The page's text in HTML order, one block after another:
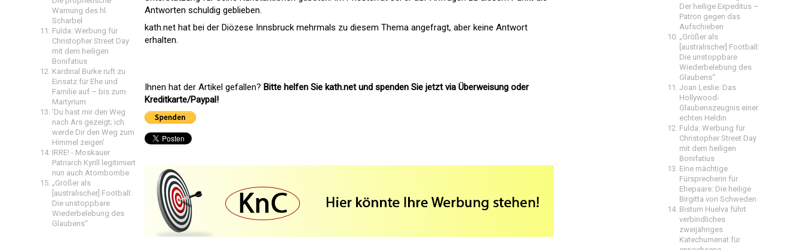
Warnung des hl.
Scharbel
Fulda: Werbung für
Christopher Street Day
mit dem heiligen
Bonifatius
Kardinal Burke ruft zu
Einsatz für Ehe und
Familie auf – bis zum
Martyrium
'Du hast mir den Weg
nach Ars gezeigt; ich
werde Dir den Weg zum
Himmel zeigen'
IRRE! - Moskauer
Patriarch Kyrill legitimiert
nun auch Atombombe
„Größer als
[australischer] Football:
Die unstoppbare
Wiederbelebung des
Glaubens“
Antworten schuldig geblieben.
kath.net hat bei der Diözese Innsbruck mehrmals zu diesem Thema angefragt, aber keine Antwort
erhalten.
Ihnen hat der Artikel gefallen? Bitte helfen Sie kath.net und spenden Sie jetzt via Überweisung oder
Kreditkarte/Paypal!
Der heilige Expeditus –
Patron gegen das
Aufschieben
„Größer als
[australischer] Football:
Die unstoppbare
Wiederbelebung des
Glaubens“
Joan Leslie: Das
Hollywood-
Glaubenszeugnis einer
echten Heldin
Fulda: Werbung für
Christopher Street Day
mit dem heiligen
Bonifatius
Eine mächtige
Fürsprecherin für
Ehepaare: Die heilige
Birgitta von Schweden
Bistum Huelva führt
verbindliches
zweijähriges
Katechumenat für